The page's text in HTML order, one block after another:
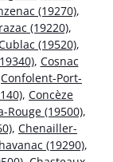
(19270),
(19220),
(19520),
, Cosnac
Confolent-Port-
, Concèze
Rouge (19500),
, Chenailler-
(19290),